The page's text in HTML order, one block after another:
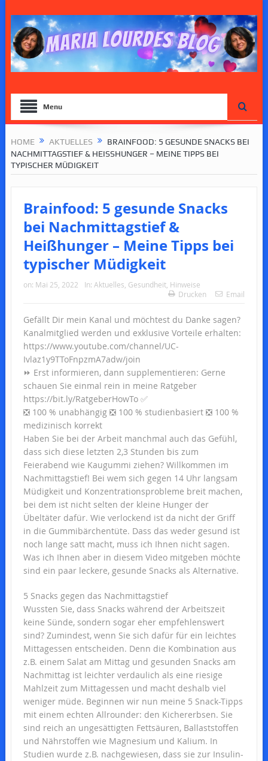
Menu
HOME AKTUELLES
BRAINFOOD: 5 GESUNDE SNACKS BEI
NACHMITTAGSTIEF & HEISSHUNGER – MEINE TIPPS BEI T
YPISCHER MÜDIGKEIT
Brainfood: 5 gesunde Snacks
bei Nachmittagstief &
Heißhunger – Meine Tipps bei
typischer Müdigkeit
on: Mai 25, 2022 In: Aktuelles, Gesundheit, Hinweise
Drucken
Email
Gefällt Dir mein Kanal und möchtest du Danke sagen?
Kanalmitglied werden und exklusive Vorteile erhalten:
https://www.youtube.com/channel/UC-
Ivlaz1y9TToFnpzmA7adw/join
⏩ Erst informieren, dann supplementieren: Gerne
schauen Sie einmal rein in meine Ratgeber
https://bit.ly/RatgeberHowTo ✅
❎ 100 % unabhängig ❎ 100 % studienbasiert ❎ 100 %
medizinisch korrekt
Haben Sie bei der Arbeit manchmal auch das Gefühl,
dass sich diese letzten 2,3 Stunden bis zum
Feierabend wie Kaugummi ziehen? Willkommen im
Nachmittagstief! Bei wem sich gegen 14 Uhr langsam
Müdigkeit und Konzentrationsprobleme breit machen,
bei dem ist nicht selten der kleine Hunger der
Übeltäter dafür. Wie verlockend ist da nicht der Griff
in die Gummibärchentüte. Dass das weder gesund ist
noch lange satt macht, muss ich Ihnen nicht sagen.
Was ich Ihnen aber in diesem Video mitgeben möchte
sind ein paar leckere, gesunde Snacks als Alternative.
5 Snacks gegen das Nachmittagstief
Wussten Sie, dass Snacks während der Arbeitszeit
keine Sünde, sondern sogar eher empfehlenswert
sind? Zumindest, wenn Sie sich dafür für ein leichtes
Mittagessen entscheiden. Denn die Kombination aus
z.B. einem Salat am Mittag und gesunden Snacks am
Nachmittag ist leichter verdaulich als eine riesige
Mahlzeit zum Mittagessen und macht deshalb viel
weniger müde. Beginnen wir nun meine 5 Snack-Tipps
mit einem echten Allrounder: den Kichererbsen. Sie
sind reich an ungesättigten Fettsäuren, Ballaststoffen
und Nährstoffen wie Magnesium und Kalium. In
Studien wurde z.B. nachgewiesen, dass sie zur Insulin-